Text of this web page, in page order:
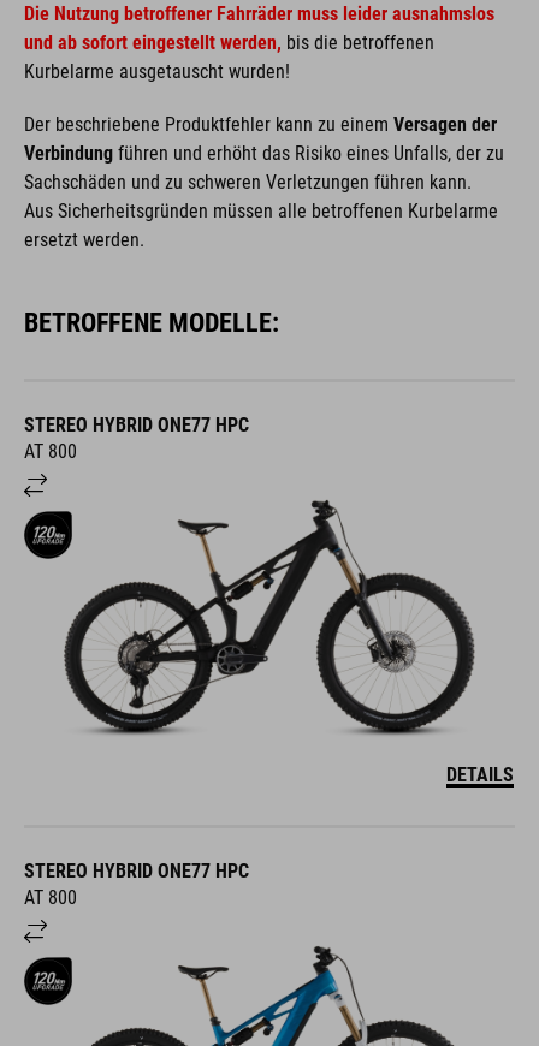
Die Nutzung betroffener Fahrräder muss leider ausnahmslos
und ab sofort eingestellt werden, bis die betroffenen
Kurbelarme ausgetauscht wurden!
Der beschriebene Produktfehler kann zu einem Versagen der
Verbindung führen und erhöht das Risiko eines Unfalls, der zu
Sachschäden und zu schweren Verletzungen führen kann.
Aus Sicherheitsgründen müssen alle betroffenen Kurbelarme
ersetzt werden.
BETROFFENE MODELLE:
STEREO HYBRID ONE77 HPC
AT 800
DETAILS
STEREO HYBRID ONE77 HPC
AT 800